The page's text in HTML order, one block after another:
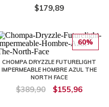
$179,89
60%
CHOMPA DRYZZLE FUTURELIGHT
IMPERMEABLE HOMBRE AZUL THE
NORTH FACE
$389,90 $155,96